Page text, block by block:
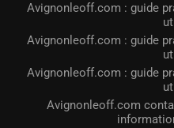
Avignonleoff.com : guide
Avignonleoff.com : guide
Avignonleoff.com : guide
Avignonleoff.com